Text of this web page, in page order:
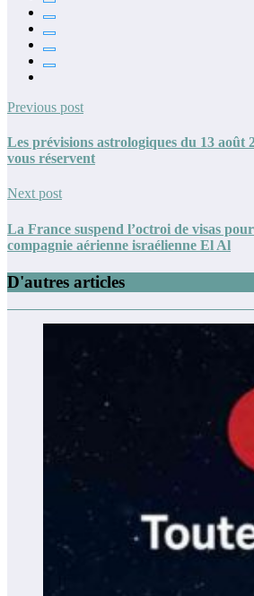
Previous post
Les prévisions astrologiques du 13 août
vous réservent
Next post
La France suspend l’octroi de visas
compagnie aérienne israélienne El Al
D'autres articles